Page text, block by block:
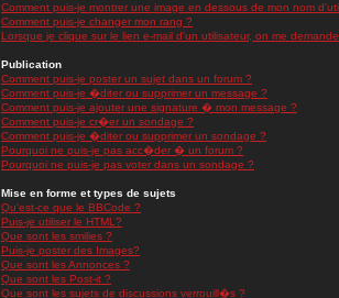
Comment puis-je montrer une image en dessous de mon nom
Comment puis-je changer mon rang ?
Lorsque je clique sur le lien e-mail d'un utilisateur, on me
Publication
Comment puis-je poster un sujet dans un forum ?
Comment puis-je �diter ou supprimer un message ?
Comment puis-je ajouter une signature � mon message ?
Comment puis-je cr�er un sondage ?
Comment puis-je �diter ou supprimer un sondage ?
Pourquoi ne puis-je pas acc�der � un forum ?
Pourquoi ne puis-je pas voter dans un sondage ?
Mise en forme et types de sujets
Qu'est-ce que le BBCode ?
Puis-je utiliser le HTML?
Que sont les smilies ?
Puis-je poster des Images?
Que sont les Annonces ?
Que sont les Post-it ?
Que sont les sujets de discussions verrouill�s ?